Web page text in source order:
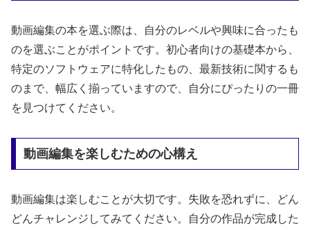
動画編集の本を選ぶ際は、自分のレベルや興味に合ったも
のを選ぶことがポイントです。初心者向けの基礎本から、
特定のソフトウェアに特化したもの、最新技術に関するも
のまで、幅広く揃っていますので、自分にぴったりの一冊
を見つけてください。
動画編集を楽しむための心構え
動画編集は楽しむことが大切です。失敗を恐れずに、どん
どんチャレンジしてみてください。自分の作品が完成した